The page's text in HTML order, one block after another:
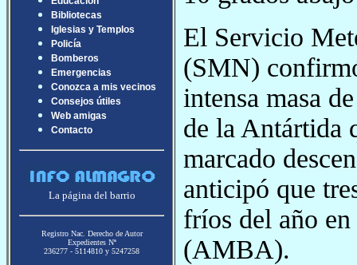
Bibliotecas
Iglesias y Templos
Policía
Bomberos
Emergencias
Conozca a mis vecinos
Consejos útiles
Web amigas
Contacto
La página del barrio
Registro Nac. Derecho de Autor
Expedientes Nª
236277 - 5114810 y 5247258
El Servicio
(SMN)
intensa masa
de la Antártida
marcado
anticipó que
fríos del año
(AMBA).